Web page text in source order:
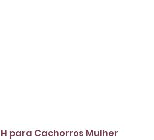
para Cachorros Mulher